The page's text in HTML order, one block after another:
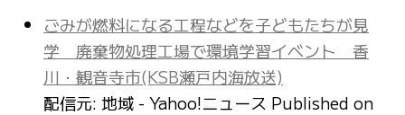
ごみが燃料になる工程などを子どもたちが見
学 廃棄物処理工場で環境学習イベント 香
川・観音寺市(KSB瀬戸内海放送)
配信元: 地域 - Yahoo!ニュース Published on